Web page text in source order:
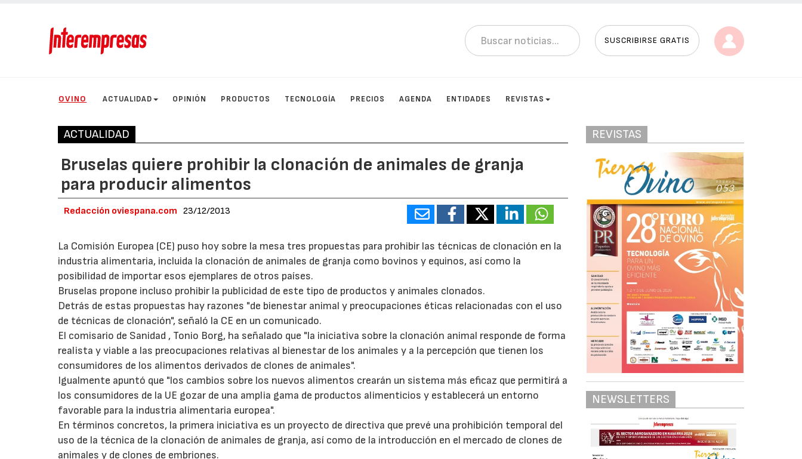
SUSCRIBIRSE GRATIS
OVINO ACTUALIDAD OPINIÓN PRODUCTOS TECNOLOGÍA PRECIOS AGENDA ENTIDADES REVISTAS
ACTUALIDAD
Bruselas quiere prohibir la clonación de animales de granja
para producir alimentos
Redacción oviespana.com 23/12/2013
La Comisión Europea (CE) puso hoy sobre la mesa tres propuestas para prohibir las técnicas de clonación en la
industria alimentaria, incluida la clonación de animales de granja como bovinos y equinos, así como la
posibilidad de importar esos ejemplares de otros países.
Bruselas propone incluso prohibir la publicidad de este tipo de productos y animales clonados.
Detrás de estas propuestas hay razones "de bienestar animal y preocupaciones éticas relacionadas con el uso
de técnicas de clonación", señaló la CE en un comunicado.
El comisario de Sanidad , Tonio Borg, ha señalado que "la iniciativa sobre la clonación animal responde de forma
realista y viable a las preocupaciones relativas al bienestar de los animales y a la percepción que tienen los
consumidores de los alimentos derivados de clones de animales".
Igualmente apuntó que "los cambios sobre los nuevos alimentos crearán un sistema más eficaz que permitirá a
los consumidores de la UE gozar de una amplia gama de productos alimenticios y establecerá un entorno
favorable para la industria alimentaria europea".
En términos concretos, la primera iniciativa es un proyecto de directiva que prevé una prohibición temporal del
uso de la técnica de la clonación de animales de granja, así como de la introducción en el mercado de clones de
animales y de clones de embriones.
REVISTAS
NEWSLETTERS